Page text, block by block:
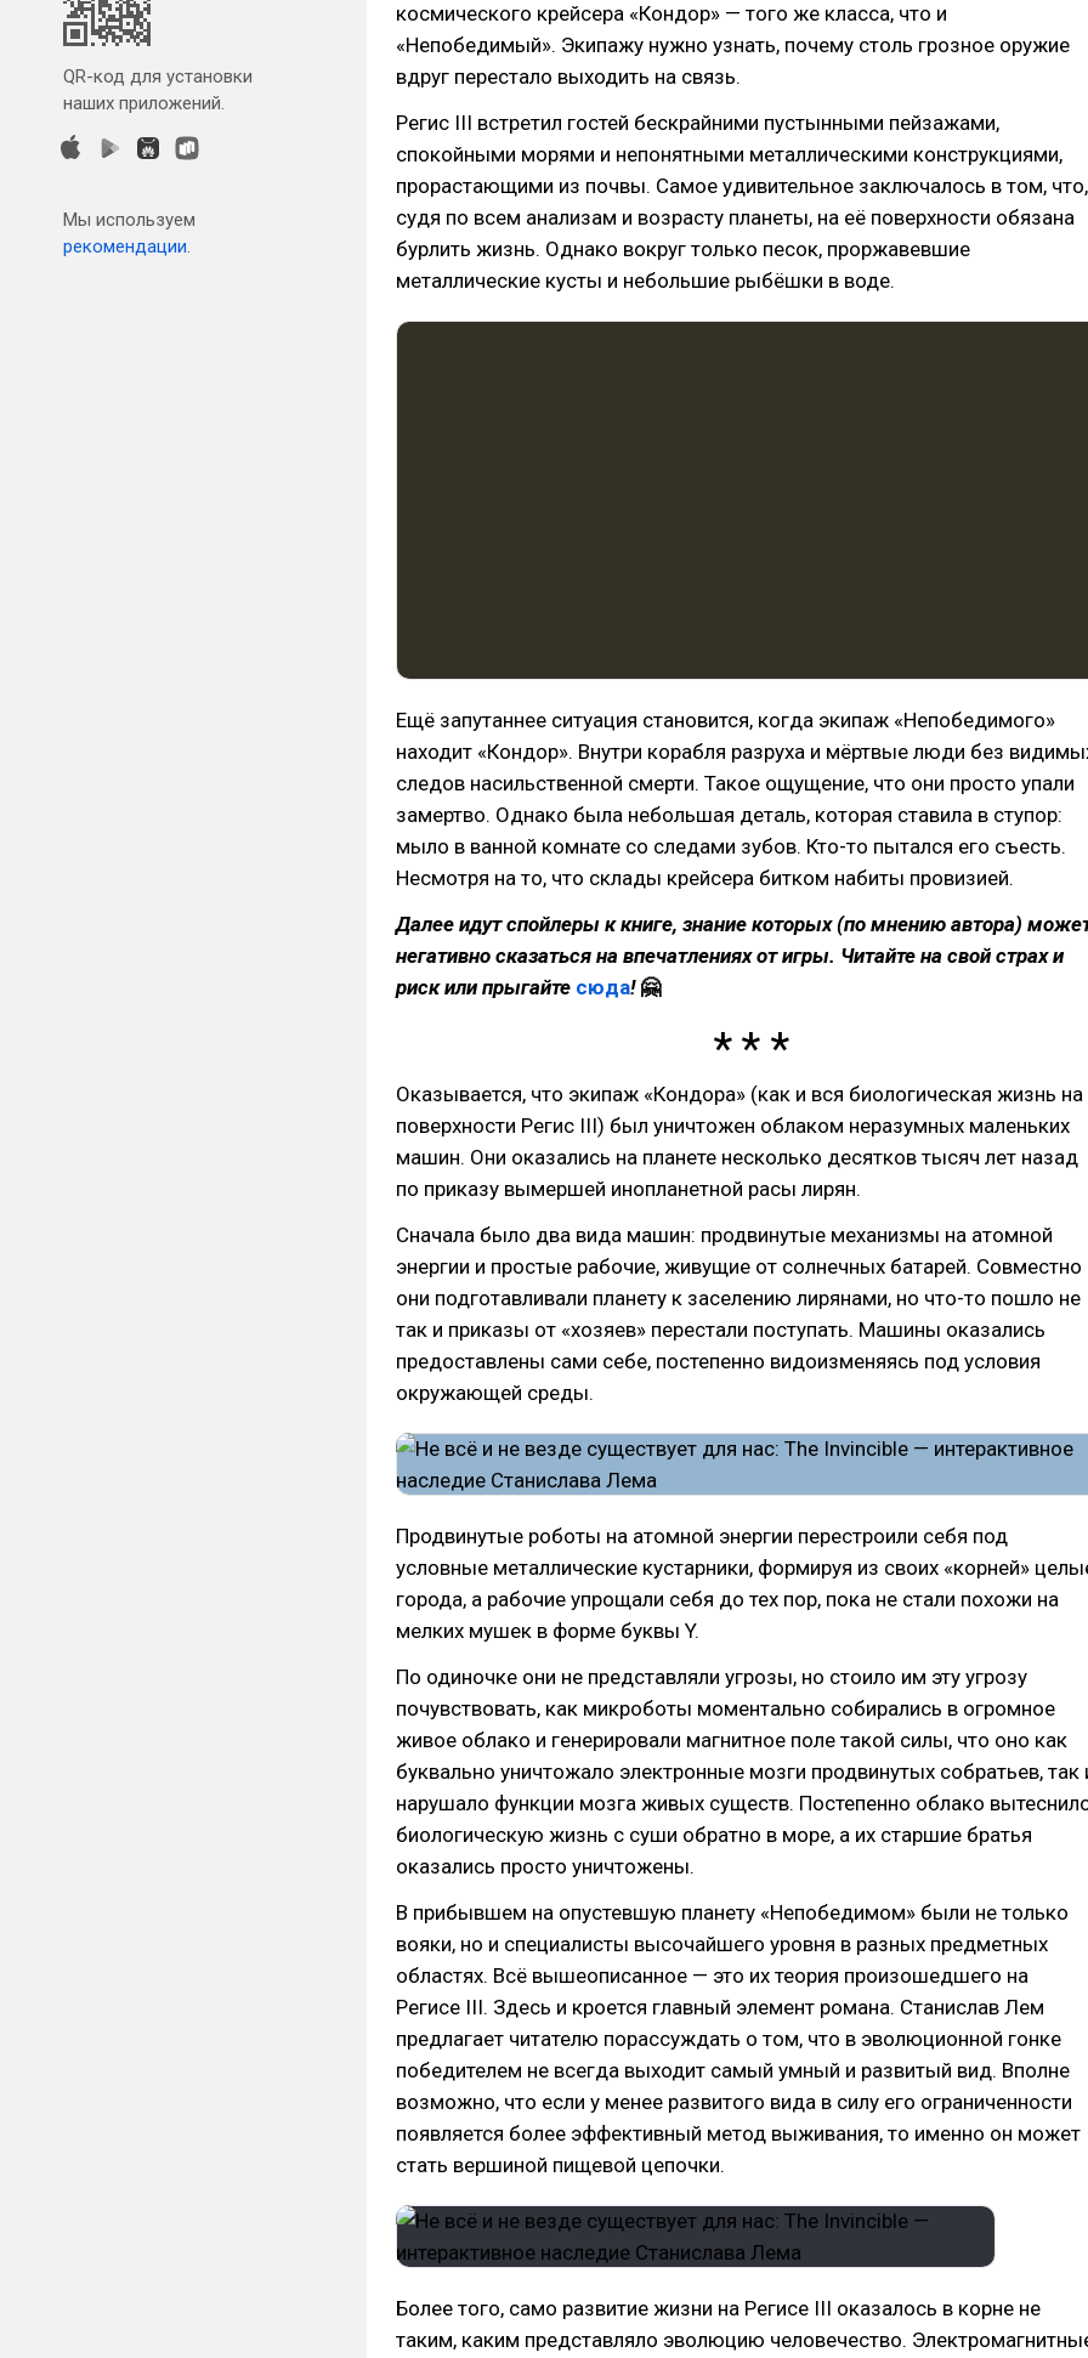
QR-код для установки
наших приложений.
Мы используем
рекомендации.
космического крейсера «Кондор» — того же класса, что и
«Непобедимый». Экипажу нужно узнать, почему столь грозное оружие
вдруг перестало выходить на связь.
Регис III встретил гостей бескрайними пустынными пейзажами,
спокойными морями и непонятными металлическими конструкциями,
прорастающими из почвы. Самое удивительное заключалось в том, что,
судя по всем анализам и возрасту планеты, на её поверхности обязана
бурлить жизнь. Однако вокруг только песок, проржавевшие
металлические кусты и небольшие рыбёшки в воде.
Ещё запутаннее ситуация становится, когда экипаж «Непобедимого»
находит «Кондор». Внутри корабля разруха и мёртвые люди без
следов насильственной смерти. Такое ощущение, что они просто упали
замертво. Однако была небольшая деталь, которая ставила в ступор:
мыло в ванной комнате со следами зубов. Кто-то пытался его съесть.
Несмотря на то, что склады крейсера битком набиты провизией.
Далее идут спойлеры к книге, знание которых (по мнению автора)
негативно сказаться на впечатлениях от игры. Читайте на свой страх и
риск или прыгайте сюда! 🤗
Оказывается, что экипаж «Кондора» (как и вся биологическая жизнь на
поверхности Регис III) был уничтожен облаком неразумных маленьких
машин. Они оказались на планете несколько десятков тысяч лет назад
по приказу вымершей инопланетной расы лирян.
Сначала было два вида машин: продвинутые механизмы на атомной
энергии и простые рабочие, живущие от солнечных батарей. Совместно
они подготавливали планету к заселению лирянами, но что-то пошло не
так и приказы от «хозяев» перестали поступать. Машины оказались
предоставлены сами себе, постепенно видоизменяясь под условия
окружающей среды.
Продвинутые роботы на атомной энергии перестроили себя под
условные металлические кустарники, формируя из своих «корней»
города, а рабочие упрощали себя до тех пор, пока не стали похожи на
мелких мушек в форме буквы Y.
По одиночке они не представляли угрозы, но стоило им эту угрозу
почувствовать, как микроботы моментально собирались в огромное
живое облако и генерировали магнитное поле такой силы, что оно как
буквально уничтожало электронные мозги продвинутых собратьев, так
нарушало функции мозга живых существ. Постепенно облако
биологическую жизнь с суши обратно в море, а их старшие братья
оказались просто уничтожены.
В прибывшем на опустевшую планету «Непобедимом» были не только
вояки, но и специалисты высочайшего уровня в разных предметных
областях. Всё вышеописанное — это их теория произошедшего на
Регисе III. Здесь и кроется главный элемент романа. Станислав Лем
предлагает читателю порассуждать о том, что в эволюционной гонке
победителем не всегда выходит самый умный и развитый вид. Вполне
возможно, что если у менее развитого вида в силу его ограниченности
появляется более эффективный метод выживания, то именно он может
стать вершиной пищевой цепочки.
Более того, само развитие жизни на Регисе III оказалось в корне не
таким, каким представляло эволюцию человечество.